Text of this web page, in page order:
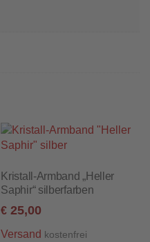
Kristall-Armband „Heller
Saphir“ silberfarben
€ 25,00
Versand kostenfrei